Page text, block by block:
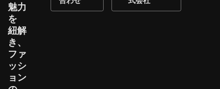
魅力
を​
紐解
き、​
ファ
ッシ
ョン